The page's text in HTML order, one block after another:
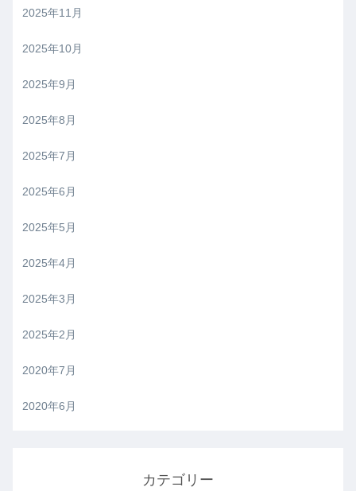
2025年11月
2025年10月
2025年9月
2025年8月
2025年7月
2025年6月
2025年5月
2025年4月
2025年3月
2025年2月
2020年7月
2020年6月
カテゴリー